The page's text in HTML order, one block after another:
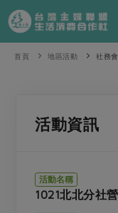
產品分類
芽苗類
奶蛋豆・五穀
食材
麵食
肉食
特別企畫
把最好的台灣味帶回家
觀點文章
關於合作社
首頁 地區活動 社務
活動資訊
活動名稱
1021北北分社